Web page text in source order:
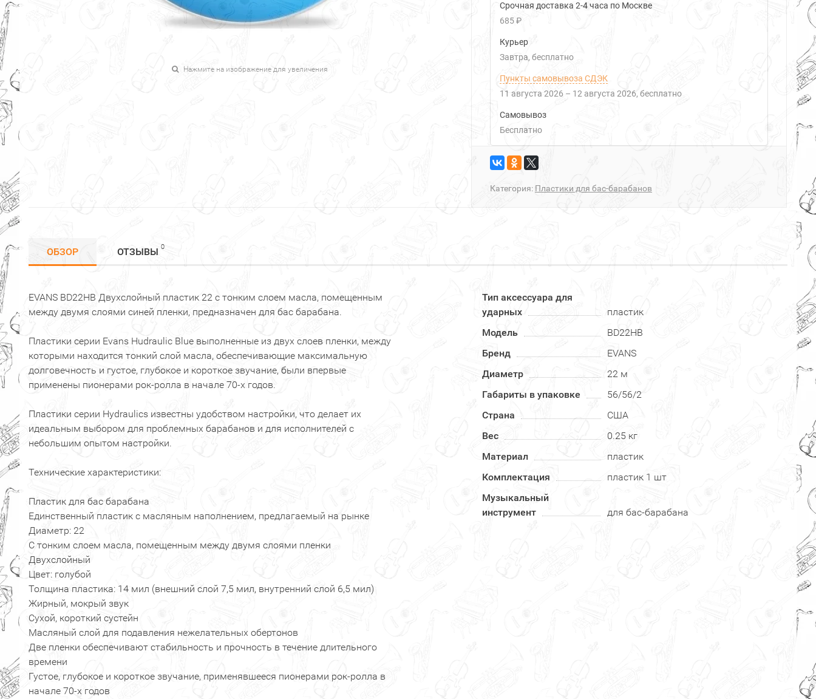
Нажмите на изображение для увеличения
Срочная доставка 2-4 часа по Москве
685 ₽
Курьер
Завтра
Бесплатно
Пункты самовывоза СДЭК
11 августа 2026 – 12 августа 2026 Бесплатно
Самовывоз
Бесплатно
Категория: Пластики для бас-барабанов
ОБЗОР ОТЗЫВЫ 0
EVANS BD22HB Двухслойный пластик 22 с тонким слоем масла, помещенным
между двумя слоями синей пленки, предназначен для бас барабана.
Пластики серии Evans Hudraulic Blue выполненные из двух слоев пленки, между
которыми находится тонкий слой масла, обеспечивающие максимальную
долговечность и густое, глубокое и короткое звучание, были впервые
применены пионерами рок-ролла в начале 70-х годов.
Пластики серии Hydraulics известны удобством настройки, что делает их
идеальным выбором для проблемных барабанов и для исполнителей с
небольшим опытом настройки.
Технические характеристики:
Пластик для бас барабана
Единственный пластик с масляным наполнением, предлагаемый на рынке
Диаметр: 22
С тонким слоем масла, помещенным между двумя слоями пленки
Двухслойный
Цвет: голубой
Толщина пластика: 14 мил (внешний слой 7,5 мил, внутренний слой 6,5 мил)
Жирный, мокрый звук
Сухой, короткий сустейн
Масляный слой для подавления нежелательных обертонов
Две пленки обеспечивают стабильность и прочность в течение длительного
времени
Густое, глубокое и короткое звучание, применявшееся пионерами рок-ролла в
начале 70-х годов
Тип аксессуара для
ударных
пластик
Модель
BD22HB
Бренд
EVANS
Диаметр
22 м
Габариты в упаковке
56/56/2
Страна
США
Вес
0.25 кг
Материал
пластик
Комплектация
пластик 1 шт
Музыкальный
инструмент
для бас-барабана